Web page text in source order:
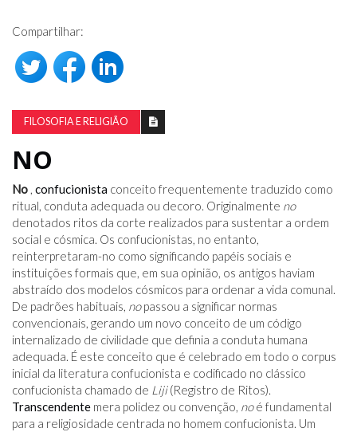
Compartilhar:
FILOSOFIA E RELIGIÃO
NO
No , confucionista conceito frequentemente traduzido como
ritual, conduta adequada ou decoro. Originalmente no
denotados ritos da corte realizados para sustentar a ordem
social e cósmica. Os confucionistas, no entanto,
reinterpretaram-no como significando papéis sociais e
instituições formais que, em sua opinião, os antigos haviam
abstraído dos modelos cósmicos para ordenar a vida comunal.
De padrões habituais, nopassou a significar normas
convencionais, gerando um novo conceito de um código
internalizado de civilidade que definia a conduta humana
adequada. É este conceito que é celebrado em todo o corpus
inicial da literatura confucionista e codificado no clássico
confucionista chamado de Liji(Registro de Ritos).
Transcendente mera polidez ou convenção, noé fundamental
para a religiosidade centrada no homem confucionista. Um